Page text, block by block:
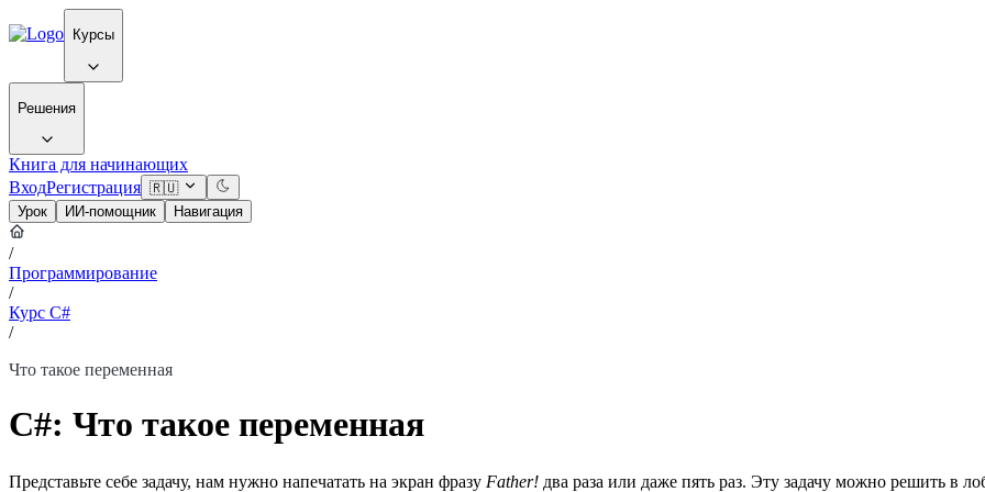
Курсы
Решения
Книга для начинающих
ВходРегистрация 🇷🇺
Урок
ИИ-помощник Навигация
/
Программирование
/
Курс C#
/
Что такое переменная
C#: Что такое переменная
Представьте себе задачу, нам нужно напечатать на экран фразу Father! два раза или даже пять раз. Эту задачу можно решить в